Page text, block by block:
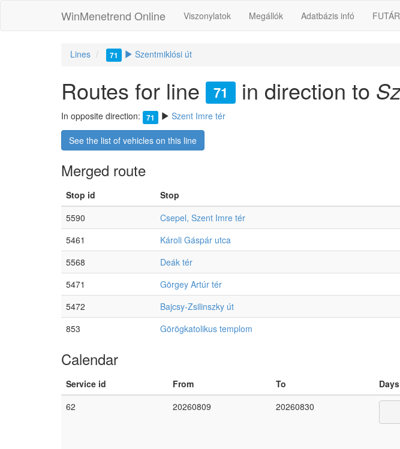
WinMenetrend Online Viszonylatok Megállók Adatbázis infó FUTÁR
Lines 71 Szentmiklósi út
Routes for line 71 in direction to
In opposite direction: 71 Szent Imre tér
See the list of vehicles on this line
Merged route
Stop id Stop
5590
Csepel, Szent Imre tér
5461
Károli Gáspár utca
5568
Deák tér
5471
Görgey Artúr tér
5472
Bajcsy-Zsilinszky út
853
Görögkatolikus templom
Calendar
Service id From To Days
62
20260809 20260830